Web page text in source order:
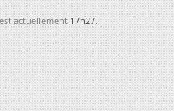
actuellement17h27.